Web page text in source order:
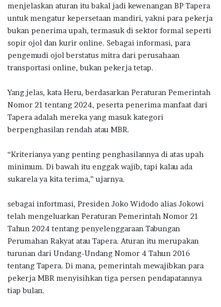
menjelaskan aturan itu bakal jadi kewenangan BP Tapera
untuk mengatur kepersetaan mandiri, yakni para pekerja
bukan penerima upah, termasuk di sektor formal seperti
sopir ojol dan kurir online. Sebagai informasi, para
pengemudi ojol berstatus mitra dari perusahaan
transportasi online, bukan pekerja tetap.
Yang jelas, kata Heru, berdasarkan Peraturan Pemerintah
Nomor 21 tentang 2024, peserta penerima manfaat dari
Tapera adalah mereka yang masuk kategori
berpenghasilan rendah atau MBR.
“Kriterianya yang penting penghasilannya di atas upah
minimum. Di bawah itu enggak wajib, tapi kalau ada
sukarela ya kita terima,” ujarnya.
sebagai infortmasi, Presiden Joko Widodo alias Jokowi
telah mengeluarkan Peraturan Pemerintah Nomor 21
Tahun 2024 tentang penyelenggaraan Tabungan
Perumahan Rakyat atau Tapera. Aturan itu merupakan
turunan dari Undang-Undang Nomor 4 Tahun 2016
tentang Tapera. Di mana, pemerintah mewajibkan para
pekerja MBR menyisihkan tiga persen pendapatannya
tiap bulan.